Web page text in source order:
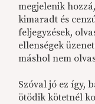
megjelenik
kimaradt és
feljegyzések,
ellenségek
máshol nem
Szóval jó ez így,
ötödik kötetnél